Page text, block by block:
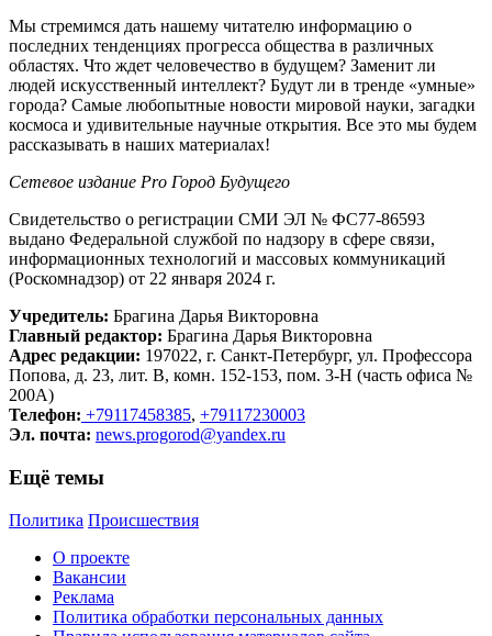
Мы стремимся дать нашему читателю информацию о
последних тенденциях прогресса общества в различных
областях. Что ждет человечество в будущем? Заменит ли
людей искусственный интеллект? Будут ли в тренде «умные»
города? Самые любопытные новости мировой науки, загадки
космоса и удивительные научные открытия. Все это мы будем
рассказывать в наших материалах!
Сетевое издание Рrо Город Будущего
Свидетельство о регистрации СМИ ЭЛ № ФС77-86593
выдано Федеральной службой по надзору в сфере связи,
информационных технологий и массовых коммуникаций
(Роскомнадзор) от 22 января 2024 г.
Учредитель: Брагина Дарья Викторовна
Главный редактор: Брагина Дарья Викторовна
Адрес редакции: 197022, г. Санкт-Петербург, ул. Профессора
Попова, д. 23, лит. В, комн. 152-153, пом. 3-Н (часть офиса №
200А)
Телефон: +79117458385, +79117230003
Эл. почта: news.progorod@yandex.ru
Ещё темы
Политика Происшествия
О проекте
Вакансии
Реклама
Политика обработки персональных данных